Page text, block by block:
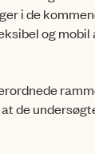
i de
og
de